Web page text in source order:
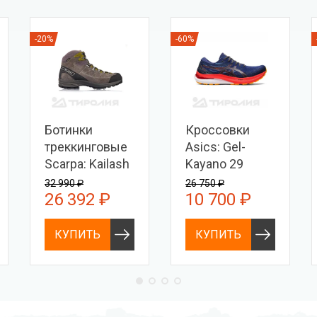
-20%
Ботинки
треккинговые
Scarpa: Kailash
Trek GTX
32 990 ₽
26 392 ₽
КУПИТЬ
-60%
Кроссовки
Asics: Gel-
Kayano 29
26 750 ₽
10 700 ₽
КУПИТЬ